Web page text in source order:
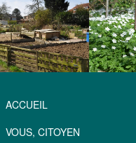
ACCUEIL
VOUS, CITOYEN